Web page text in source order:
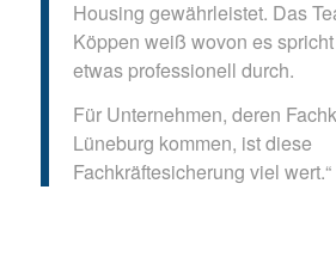
Housing gewährleistet. Das
Köppen weiß wovon es
etwas professionell durch.
Für Unternehmen, deren
Lüneburg kommen, ist diese
Fachkräftesicherung viel wert.“